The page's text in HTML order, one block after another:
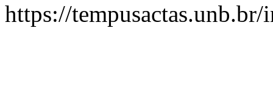
https://